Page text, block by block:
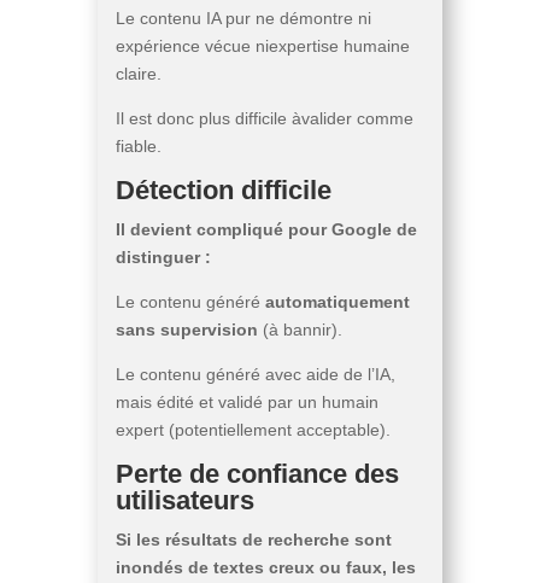
Le contenu IA pur ne démontre ni
expérience vécue niexpertise humaine
claire.
Il est donc plus difficile àvalider comme
fiable.
Détection difficile
Il devient compliqué pour Google de
distinguer :
Le contenu généré automatiquement
sans supervision (à bannir).
Le contenu généré avec aide de l’IA,
mais édité et validé par un humain
expert (potentiellement acceptable).
Perte de confiance des
utilisateurs
Si les résultats de recherche sont
inondés de textes creux ou faux, les